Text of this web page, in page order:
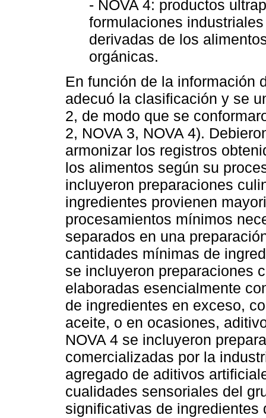
- NOVA 4: productos
formulaciones
derivadas de los
orgánicas.
En función de la información
adecuó la clasificación y se
2, de modo que se
2, NOVA 3, NOVA 4).
armonizar los registros
los alimentos según su
incluyeron preparaciones
ingredientes provienen
procesamientos mínimos
separados en una
cantidades mínimas de
se incluyeron preparaciones
elaboradas esencialmente
de ingredientes en exceso,
aceite, o en ocasiones,
NOVA 4 se incluyeron
comercializadas por la
agregado de aditivos
cualidades sensoriales del
significativas de ingredientes